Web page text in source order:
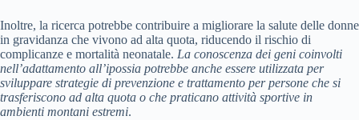
Inoltre, la ricerca potrebbe contribuire a migliorare la salute delle donne
in gravidanza che vivono ad alta quota, riducendo il rischio di
complicanze e mortalità neonatale. La conoscenza dei geni coinvolti
nell’adattamento all’ipossia potrebbe anche essere utilizzata per
sviluppare strategie di prevenzione e trattamento per persone che si
trasferiscono ad alta quota o che praticano attività sportive in
ambienti montani estremi.